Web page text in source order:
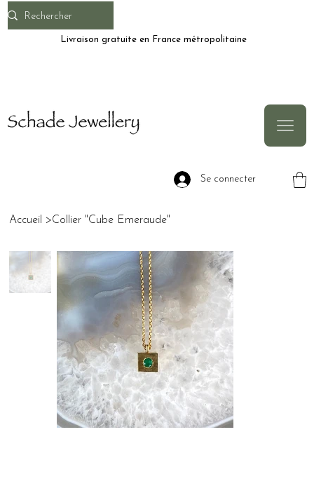
Livraison gratuite en France métropolitaine
Se connecter
Accueil >Collier "Cube Emeraude"